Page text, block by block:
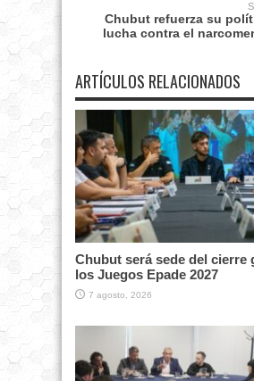
Chubut refuerza su
lucha contra el
ARTÍCULOS RELACIONADOS
Chubut será sede del cierre
los Juegos Epade 2027
7 agosto, 2026